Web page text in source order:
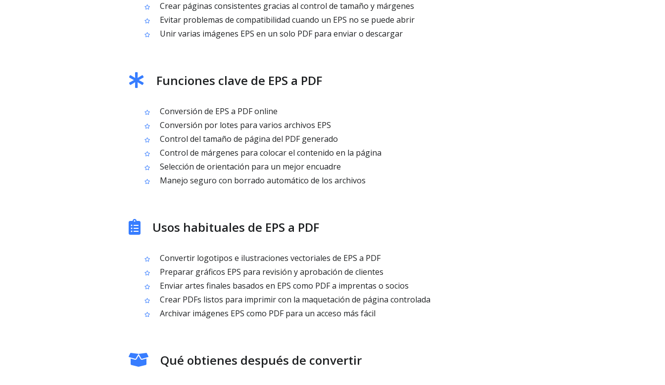
Crear páginas consistentes gracias al control de tamaño y márgenes
Evitar problemas de compatibilidad cuando un EPS no se puede abrir
Unir varias imágenes EPS en un solo PDF para enviar o descargar
Funciones clave de EPS a PDF
Conversión de EPS a PDF online
Conversión por lotes para varios archivos EPS
Control del tamaño de página del PDF generado
Control de márgenes para colocar el contenido en la página
Selección de orientación para un mejor encuadre
Manejo seguro con borrado automático de los archivos
Usos habituales de EPS a PDF
Convertir logotipos e ilustraciones vectoriales de EPS a PDF
Preparar gráficos EPS para revisión y aprobación de clientes
Enviar artes finales basados en EPS como PDF a imprentas o socios
Crear PDFs listos para imprimir con la maquetación de página controlada
Archivar imágenes EPS como PDF para un acceso más fácil
Qué obtienes después de convertir